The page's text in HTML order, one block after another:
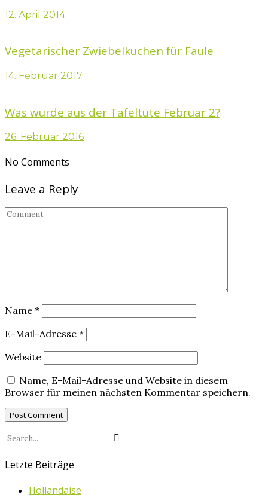
12. April 2014
Vegetarischer Zwiebelkuchen für Faule
14. Februar 2017
Was wurde aus der Tafeltüte Februar 2?
26. Februar 2016
No Comments
Leave a Reply
Name *
E-Mail-Adresse *
Website
Name, E-Mail-Adresse und Website in diesem
Browser für meinen nächsten Kommentar speichern.
Letzte Beiträge
Hollandaise